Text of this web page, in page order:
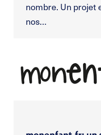
nombre. Un projet
nos…